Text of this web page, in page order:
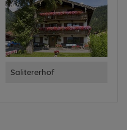
Salitererhof